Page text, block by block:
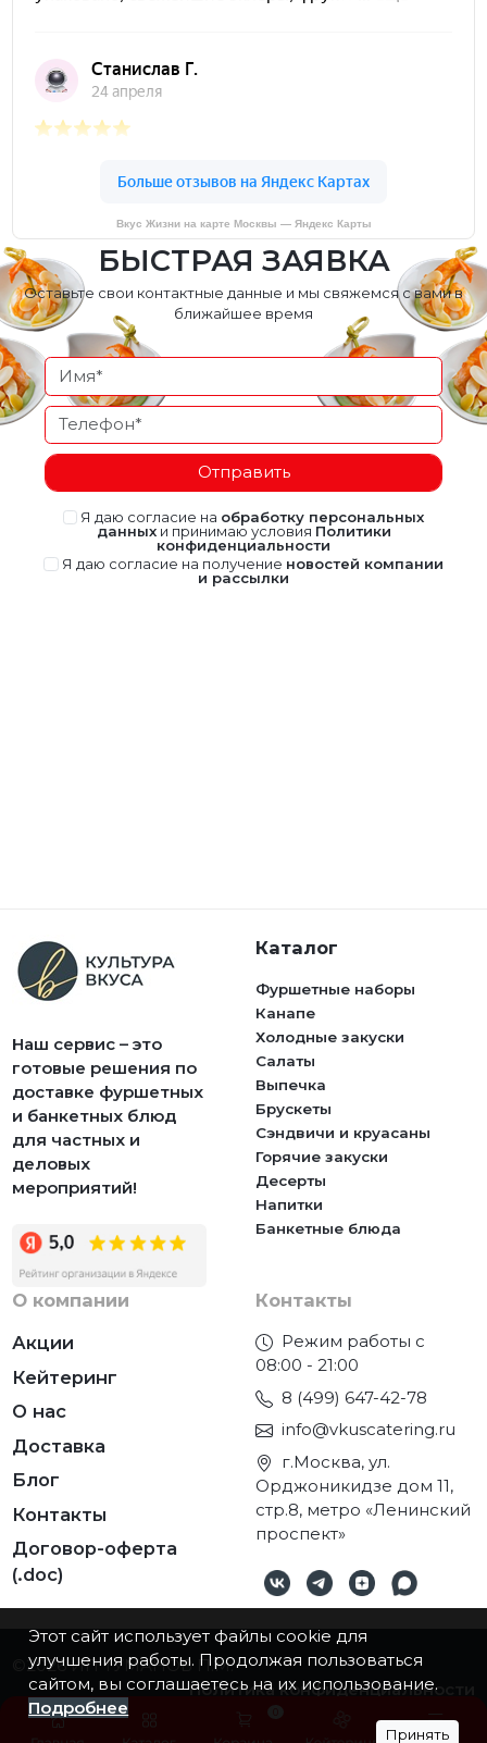
Вкус Жизни на карте Москвы — Яндекс Карты
БЫСТРАЯ ЗАЯВКА
Оставьте свои контактные данные и мы свяжемся с вами в
ближайшее время
Отправить
Я даю согласие на обработку персональных
данныхи принимаю условия Политики
конфиденциальности
Я даю согласие на получение новостей компании
и рассылки
Наш сервис – это
готовые решения по
доставке фуршетных
и банкетных блюд
для частных и
деловых
мероприятий!
Каталог
Фуршетные наборы
Канапе
Холодные закуски
Салаты
Выпечка
Брускеты
Сэндвичи и круасаны
Горячие закуски
Десерты
Напитки
Банкетные блюда
О компании
Акции
Кейтеринг
О нас
Доставка
Блог
Контакты
Договор-оферта
(.doc)
Контакты
Режим работы с
08:00 - 21:00
8 (499) 647-42-78
info@vkuscatering.ru
г.Москва, ул.
Орджоникидзе дом 11,
стр.8, метро «Ленинский
проспект»
©2026ИП ТУМАНОВ П.М.
Политика конфиденциальности
Этот сайт использует файлы cookie для
улучшения работы. Продолжая пользоваться
сайтом, вы соглашаетесь на их использование.
Подробнее
Принять